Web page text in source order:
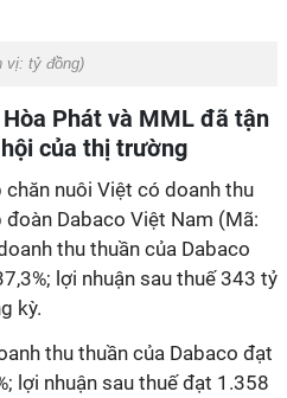
vị: tỷ đồng)
Phát và MML đã tận
của thị trường
nuôi Việt có doanh thu
đoàn Dabaco Việt Nam (Mã:
thu thuần của Dabaco
lợi nhuận sau thuế 343 tỷ
kỳ.
thu thuần của Dabaco đạt
lợi nhuận sau thuế đạt 1.358